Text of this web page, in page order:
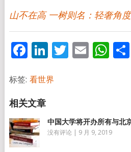
山不在高 一树则名：轻奢角
Facebook
LinkedIn
Twitter
Email
标签: 看世界
中国大学将开办所有与北
没有评论 | 9 月 9, 2019